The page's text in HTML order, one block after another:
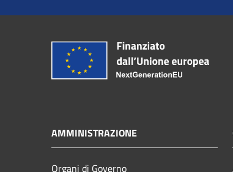
AMMINISTRAZIONE
Organi di Governo